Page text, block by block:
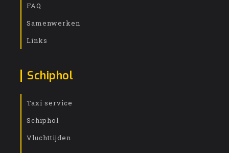
FAQ
Samenwerken
Links
Schiphol
Taxi service
Schiphol
Vluchttijden